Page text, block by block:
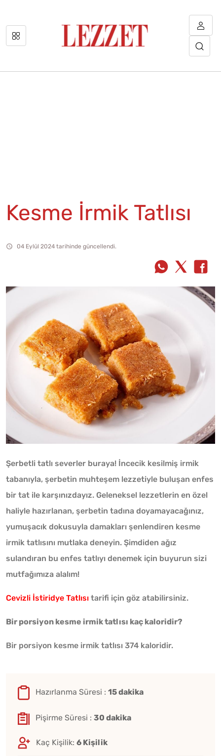
Kesme İrmik Tatlısı
04 Eylül 2024 tarihinde güncellendi.
Şerbetli tatlı severler buraya! İncecik kesilmiş irmik
tabanıyla, şerbetin muhteşem lezzetiyle buluşan enfes
bir tat ile karşınızdayız. Geleneksel lezzetlerin en özel
haliyle hazırlanan, şerbetin tadına doyamayacağınız,
yumuşacık dokusuyla damakları şenlendiren kesme
irmik tatlısını mutlaka deneyin. Şimdiden ağız
sulandıran bu enfes tatlıyı denemek için buyurun sizi
mutfağımıza alalım!
Cevizli İstiridye Tatlısı tarifi için göz atabilirsiniz.
Bir porsiyon kesme irmik tatlısı kaç kaloridir?
Bir porsiyon kesme irmik tatlısı 374 kaloridir.
Hazırlanma Süresi : 15 dakika
Pişirme Süresi : 30 dakika
Kaç Kişilik: 6 Kişilik